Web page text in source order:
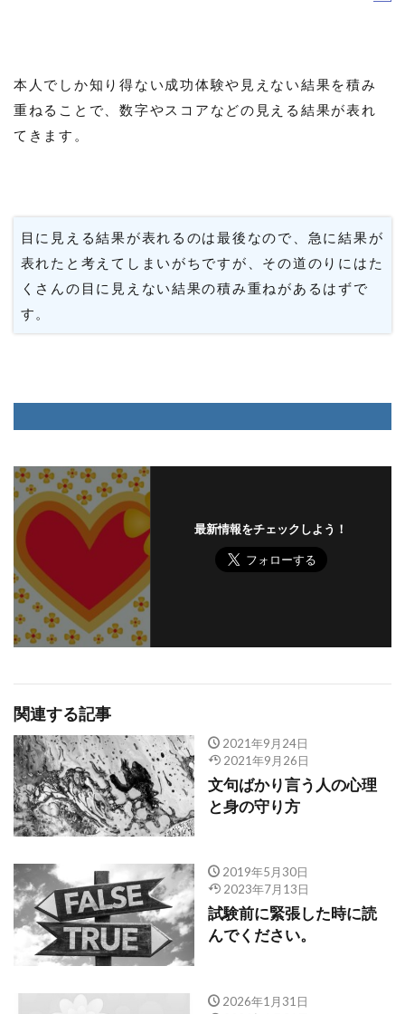
本人でしか知り得ない成功体験や見えない結果を積み
重ねることで、数字やスコアなどの見える結果が表れ
てきます。
目に見える結果が表れるのは最後なので、急に結果が
表れたと考えてしまいがちですが、その道のりにはた
くさんの目に見えない結果の積み重ねがあるはずで
す。
最新情報をチェックしよう！
関連する記事
2021年9月24日
2021年9月26日
文句ばかり言う人の心理
と身の守り方
2019年5月30日
2023年7月13日
試験前に緊張した時に読
んでください。
2026年1月31日